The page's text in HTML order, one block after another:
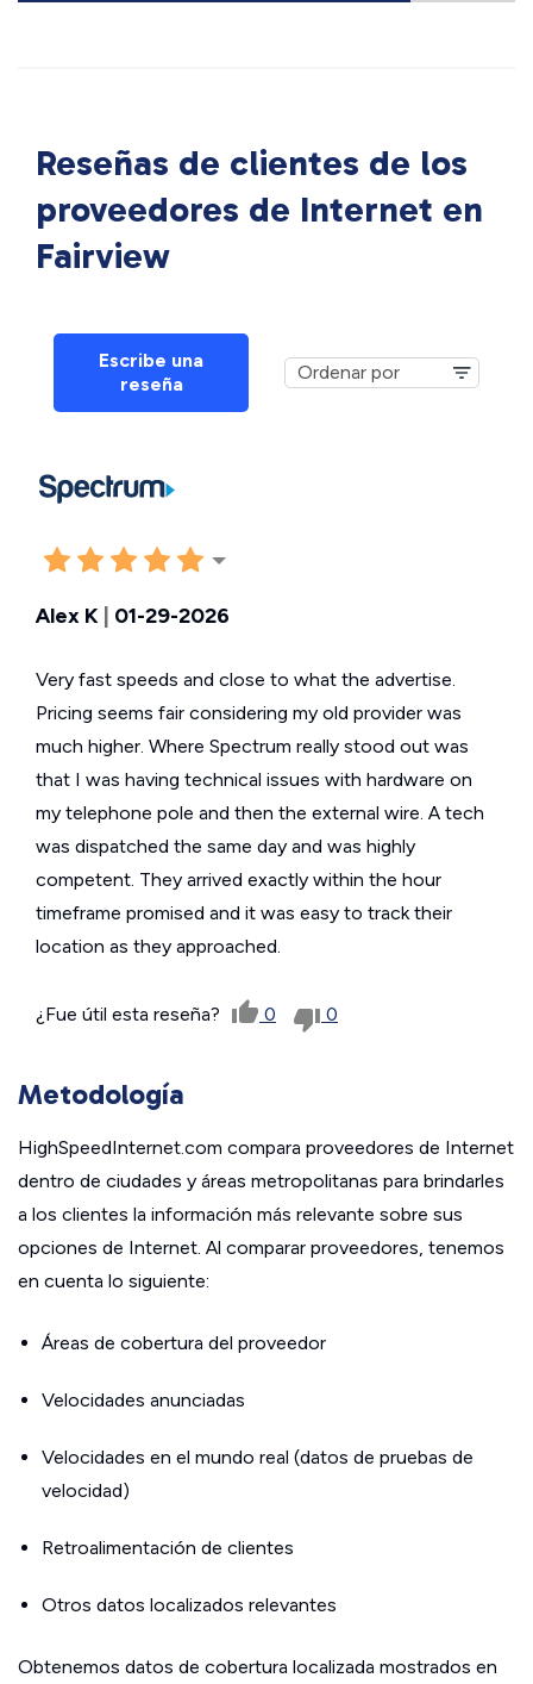
Reseñas de clientes de los
proveedores de Internet en
Fairview
Escribe una
reseña
Alex K 01-29-2026
Very fast speeds and close to what the advertise.
Pricing seems fair considering my old provider was
much higher. Where Spectrum really stood out was
that I was having technical issues with hardware on
my telephone pole and then the external wire. A tech
was dispatched the same day and was highly
competent. They arrived exactly within the hour
timeframe promised and it was easy to track their
location as they approached.
¿Fue útil esta reseña? 0 0
Metodología
HighSpeedInternet.com compara proveedores de Internet
dentro de ciudades y áreas metropolitanas para brindarles
a los clientes la información más relevante sobre sus
opciones de Internet. Al comparar proveedores, tenemos
en cuenta lo siguiente:
Áreas de cobertura del proveedor
Velocidades anunciadas
Velocidades en el mundo real (datos de pruebas de
velocidad)
Retroalimentación de clientes
Otros datos localizados relevantes
Obtenemos datos de cobertura localizada mostrados en